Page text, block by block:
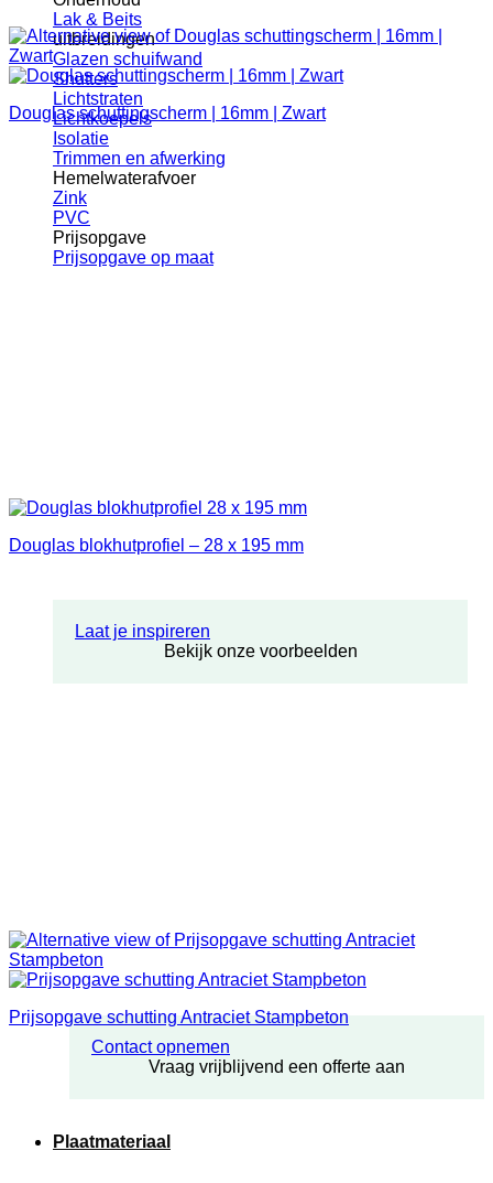
Lak & Beits
uitbreidingen
Glazen schuifwand
Shutters
Lichtstraten
Lichtkoepels
Isolatie
Trimmen en afwerking
Hemelwaterafvoer
Zink
PVC
Prijsopgave
Prijsopgave op maat
Laat je inspireren
Bekijk onze voorbeelden
Contact opnemen
Vraag vrijblijvend een offerte aan
Plaatmateriaal
Douglas schuttingscherm | 16mm | Zwart
Douglas blokhutprofiel – 28 x 195 mm
Prijsopgave schutting Antraciet Stampbeton